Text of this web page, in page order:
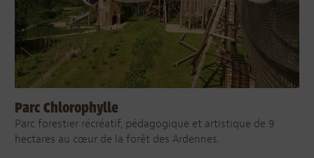
Parc Chlorophylle
Parc forestier récréatif, pédagogique et artistique de 9
hectares au cœur de la forêt des Ardennes.